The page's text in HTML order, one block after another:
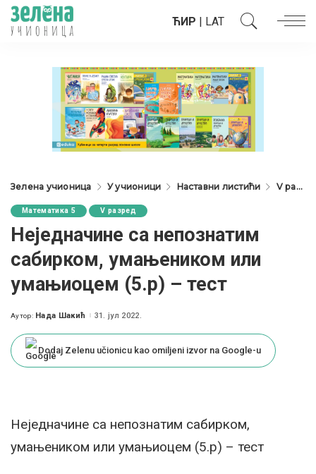
ЋИР | LAT
Зелена учионица У учионици Наставни листићи V разред
Математика 5 V разред
Неједначине са непознатим
сабирком, умањеником или
умањиоцем (5.р) – тест
Posted
Аутор: Нада Шакић 31. јул 2022.
Dodaj Zelenu učionicu kao omiljeni izvor na Google-u
Неједначине са непознатим сабирком,
умањеником или умањиоцем (5.р) – тест